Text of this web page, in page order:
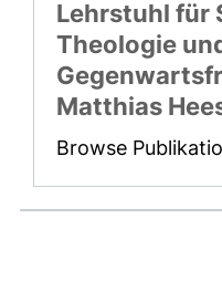
Lehrstuhl für
Theologie
Matthias
Browse